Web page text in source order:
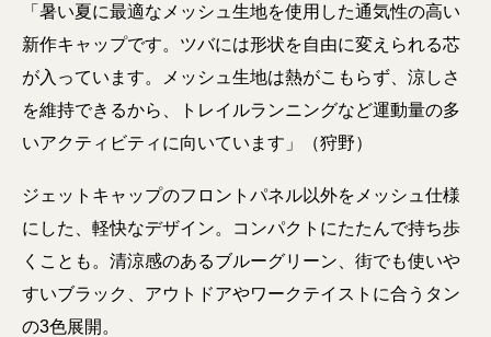
「暑い夏に最適なメッシュ生地を使用した通気性の高い
新作キャップです。ツバには形状を自由に変えられる芯
が入っています。メッシュ生地は熱がこもらず、涼しさ
を維持できるから、トレイルランニングなど運動量の多
いアクティビティに向いています」（狩野）
ジェットキャップのフロントパネル以外をメッシュ仕様
にした、軽快なデザイン。コンパクトにたたんで持ち歩
くことも。清涼感のあるブルーグリーン、街でも使いや
すいブラック、アウトドアやワークテイストに合うタン
の3色展開。